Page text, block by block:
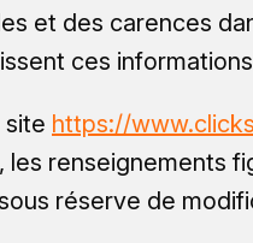
et des carences
ces
site https://
les renseignements
réserve de